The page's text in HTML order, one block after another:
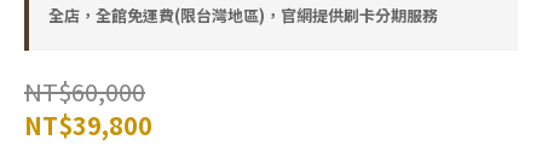
全店，全館免運費(限台灣地區)，官網提供刷卡分期服務
NT$60,000
NT$39,800